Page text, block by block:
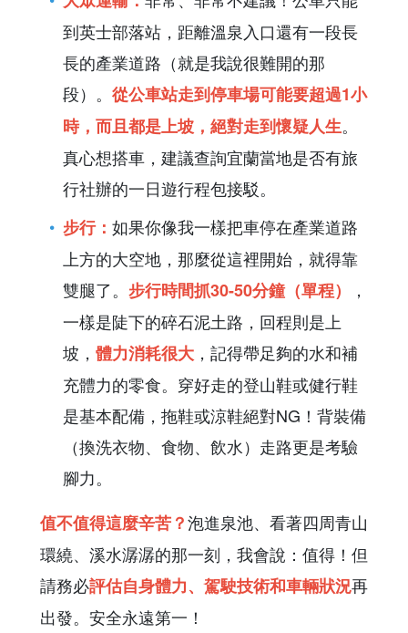
到英士部落站，距離溫泉入口還有一段長
長的產業道路（就是我說很難開的那
段）。 從公車站走到停車場可能要超過1小
時，而且都是上坡，絕對走到懷疑人生。
真心想搭車，建議查詢宜蘭當地是否有旅
行社辦的一日遊行程包接駁。
步行： 如果你像我一樣把車停在產業道路
上方的大空地，那麼從這裡開始，就得靠
雙腿了。 步行時間抓30-50分鐘（單程）
，
一樣是陡下的碎石泥土路，回程則是上
坡， 體力消耗很大 ，記得帶足夠的水和補
充體力的零食。穿好走的登山鞋或健行鞋
是基本配備，拖鞋或涼鞋絕對NG！背裝備
（換洗衣物、食物、飲水）走路更是考驗
腳力。
值不值得這麼辛苦？泡進泉池、看著四周青山
環繞、溪水潺潺的那一刻，我會說：值得！但
請務必評估自身體力、駕駛技術和車輛狀況再
出發。安全永遠第一！